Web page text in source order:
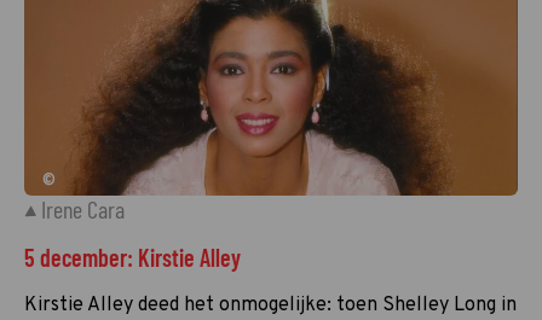
©
Irene Cara
5 december: Kirstie Alley
Kirstie Alley deed het onmogelijke: toen Shelley Long in